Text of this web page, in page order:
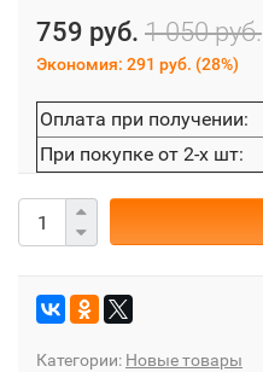
759 руб. 1 050 руб.
Экономия: 291 руб. (28%)
Оплата при получении:
При покупке от 2-х шт:
Категории: Новые товары